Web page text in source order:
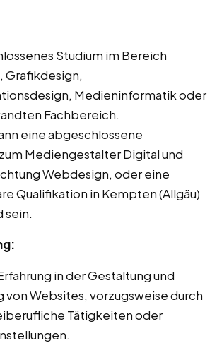
Studium im Bereich
Grafikdesign,
Medieninformatik oder
Fachbereich.
eine abgeschlossene
Mediengestalter Digital und
Webdesign, oder eine
Qualifikation in Kempten (Allgäu)
sein.
in der Gestaltung und
von Websites, vorzugsweise durch
Tätigkeiten oder